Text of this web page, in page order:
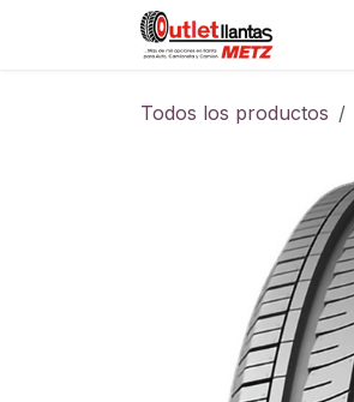
Todos los productos